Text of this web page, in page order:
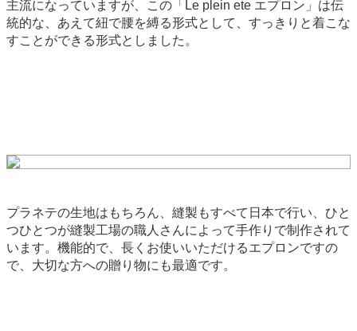
主流になっていますが、この「Le plein ete エプロン」は伝
統的な、あえて紐で腰を縛る形式として、すっきりと着こな
すことができる形式としました。
プラネテの生地はもちろん、縫製もすべて日本で行い、ひと
つひとつが縫製工場の職人さんによって手作りで制作されて
います。機能的で、長くお使いいただけるエプロンですの
で、大切な方への贈り物にも最適です。